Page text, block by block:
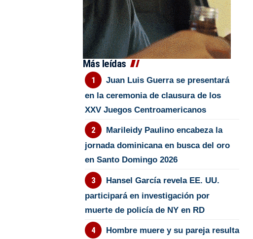
Más leídas
Juan Luis Guerra se presentará
en la ceremonia de clausura de los
XXV Juegos Centroamericanos
Marileidy Paulino encabeza la
jornada dominicana en busca del oro
en Santo Domingo 2026
Hansel García revela EE. UU.
participará en investigación por
muerte de policía de NY en RD
Hombre muere y su pareja resulta